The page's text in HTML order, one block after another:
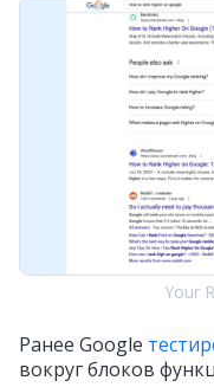
Your
Ранее Google
вокруг блоков